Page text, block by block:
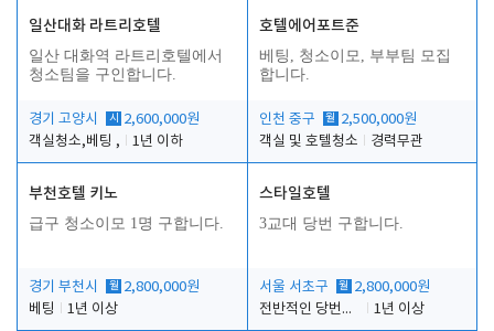
일산대화 라트리호텔
일산 대화역 라트리호텔에서
청소팀을 구인합니다.
경기 고양시 시
2,600,000원
객실청소,베팅 ,
1년 이하
호텔에어포트준
베팅, 청소이모, 부부팀 모집
합니다.
인천 중구 월 2,500,000원
객실 및 호텔청소
경력무관
부천호텔 키노
급구 청소이모 1명 구합니다.
경기 부천시 월 2,800,000원
베팅
1년 이상
스타일호텔
3교대 당번 구합니다.
서울 서초구 월 2,800,000원
전반적인 당번업무
1년 이상